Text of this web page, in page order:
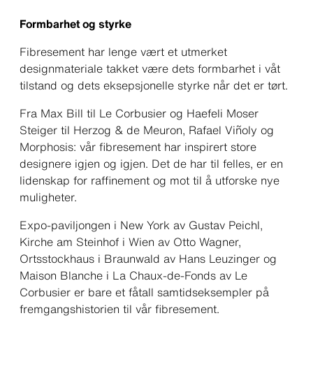
Formbarhet og styrke
Fibresement har lenge vært et utmerket
designmateriale takket være dets formbarhet i våt
tilstand og dets eksepsjonelle styrke når det er tørt.
Fra Max Bill til Le Corbusier og Haefeli Moser
Steiger til Herzog & de Meuron, Rafael Viñoly og
Morphosis: vår fibresement har inspirert store
designere igjen og igjen. Det de har til felles, er en
lidenskap for raffinement og mot til å utforske nye
muligheter.
Expo-paviljongen i New York av Gustav Peichl,
Kirche am Steinhof i Wien av Otto Wagner,
Ortsstockhaus i Braunwald av Hans Leuzinger og
Maison Blanche i La Chaux-de-Fonds av Le
Corbusier er bare et fåtall samtidseksempler på
fremgangshistorien til vår fibresement.